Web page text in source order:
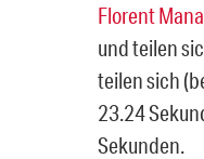
Florent
und teilen
teilen sich
23.24
Sekunden.